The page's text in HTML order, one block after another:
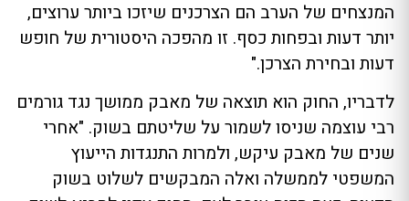
המנצחים של הערב הם הצרכנים שיזכו ביותר ערוצים,
יותר דעות ובפחות כסף. זו מהפכה היסטורית של חופש
דעות ובחירת הצרכן."
לדבריו, החוק הוא תוצאה של מאבק ממושך נגד גורמים
רבי עוצמה שניסו לשמור על שליטתם בשוק. "אחרי
שנים של מאבק עיקש, ולמרות התנגדות הייעוץ
המשפטי לממשלה ואלה המבקשים לשלוט בשוק